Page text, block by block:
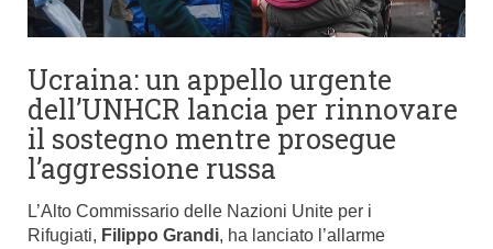
Ucraina: un appello urgente
dell’UNHCR lancia per rinnovare
il sostegno mentre prosegue
l’aggressione russa
L’Alto Commissario delle Nazioni Unite per i
Rifugiati, Filippo Grandi, ha lanciato l’allarme